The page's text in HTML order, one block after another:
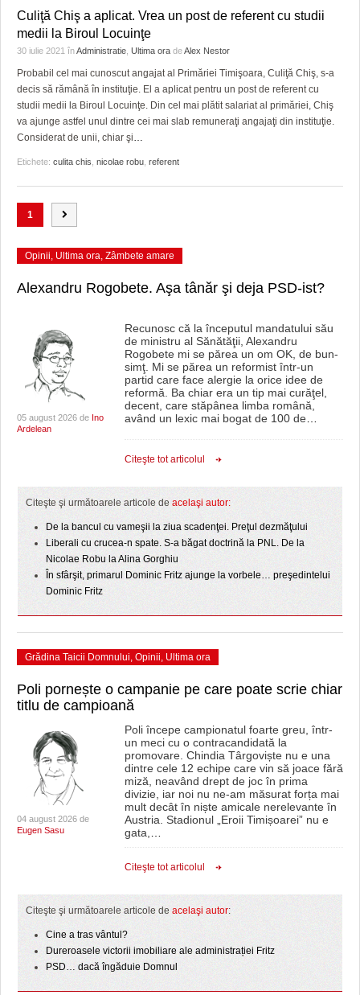
Culiţă Chiş a aplicat. Vrea un post de referent cu studii
medii la Biroul Locuinţe
30 iulie 2021 înAdministratie Ultima ora deAlex Nestor
Probabil cel mai cunoscut angajat al Primăriei Timişoara, Culiţă Chiş, s-a
decis să rămână în instituţie. El a aplicat pentru un post de referent cu
studii medii la Biroul Locuinţe. Din cel mai plătit salariat al primăriei, Chiş
va ajunge astfel unul dintre cei mai slab remuneraţi angajaţi din instituţie.
Considerat de unii, chiar şi…
Etichete: culita chis nicolae robu referent
1
Opinii, Ultima ora, Zâmbete amare
Alexandru Rogobete. Aşa tânăr şi deja PSD-ist?
05 august 2026 de Ino
Ardelean
Recunosc că la începutul mandatului său
de ministru al Sănătăţii, Alexandru
Rogobete mi se părea un om OK, de bun-
simţ. Mi se părea un reformist într-un
partid care face alergie la orice idee de
reformă. Ba chiar era un tip mai curăţel,
decent, care stăpânea limba română,
având un lexic mai bogat de 100 de…
Citeşte tot articolul
Citeşte şi următoarele articole de acelaşi autor:
De la bancul cu vameşii la ziua scadenţei. Preţul dezmăţului
Liberali cu crucea-n spate. S-a băgat doctrină la PNL. De la
Nicolae Robu la Alina Gorghiu
În sfârşit, primarul Dominic Fritz ajunge la vorbele… preşedintelui
Dominic Fritz
Grădina Taicii Domnului, Opinii, Ultima ora
Poli pornește o campanie pe care poate scrie chiar
titlu de campioană
04 august 2026 de
Eugen Sasu
Poli începe campionatul foarte greu, într-
un meci cu o contracandidată la
promovare. Chindia Târgoviște nu e una
dintre cele 12 echipe care vin să joace fără
miză, neavând drept de joc în prima
divizie, iar noi nu ne-am măsurat forța mai
mult decât în niște amicale nerelevante în
Austria. Stadionul „Eroii Timișoarei” nu e
gata,
Citeşte tot articolul
Citeşte şi următoarele articole de acelaşi autor:
Cine a tras vântul?
Dureroasele victorii imobiliare ale administrației Fritz
PSD… dacă îngăduie Domnul